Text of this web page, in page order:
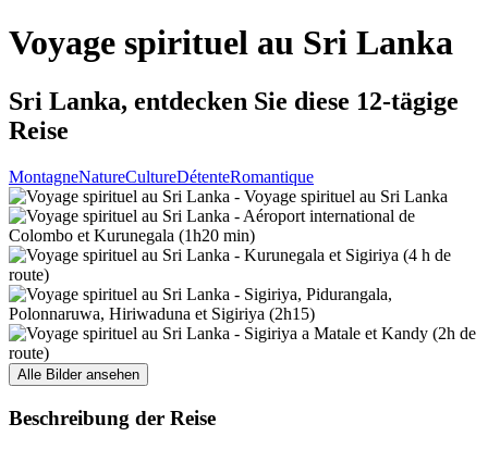
Voyage spirituel au Sri Lanka
Sri Lanka, entdecken Sie diese 12-tägige
Reise
MontagneNatureCultureDétenteRomantique
Alle Bilder ansehen
Beschreibung der Reise